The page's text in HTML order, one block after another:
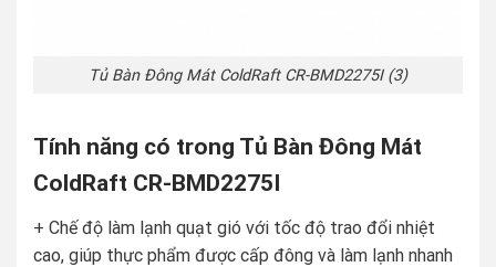
Tủ Bàn Đông Mát ColdRaft CR-BMD2275I (3)
Tính năng có trong Tủ Bàn Đông Mát
ColdRaft CR-BMD2275I
+ Chế độ làm lạnh quạt gió với tốc độ trao đổi nhiệt
cao, giúp thực phẩm được cấp đông và làm lạnh nhanh